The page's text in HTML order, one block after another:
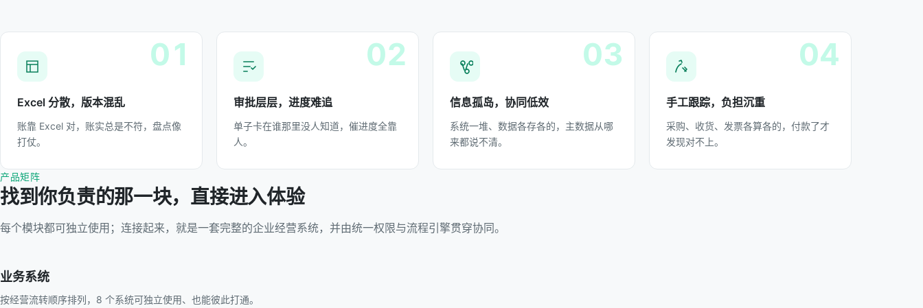
01
Excel 分散，版本混乱
账靠 Excel 对，账实总是不符，盘点像
打仗。
02
审批层层，进度难追
单子卡在谁那里没人知道，催进度全靠
人。
03
信息孤岛，协同低效
系统一堆、数据各存各的，主数据从哪
来都说不清。
04
手工跟踪，负担沉重
采购、收货、发票各算各的，付款了才
发现对不上。
产品矩阵
找到你负责的那一块，直接进入体验
每个模块都可独立使用；连接起来，就是一套完整的企业经营系统，并由统一权限与流程引擎贯穿协同。
业务系统
按经营流转顺序排列，8 个系统可独立使用、也能彼此打通。